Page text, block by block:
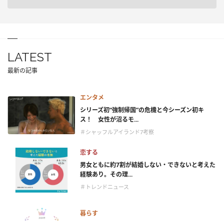
LATEST
最新の記事
エンタメ
シリーズ初“強制帰国”の危機と今シーズン初キ
ス！ 女性が沼るモ...
＃シャッフルアイランド7考察
恋する
男女ともに約7割が結婚しない・できないと考えた
経験あり。その理...
＃トレンドニュース
暮らす